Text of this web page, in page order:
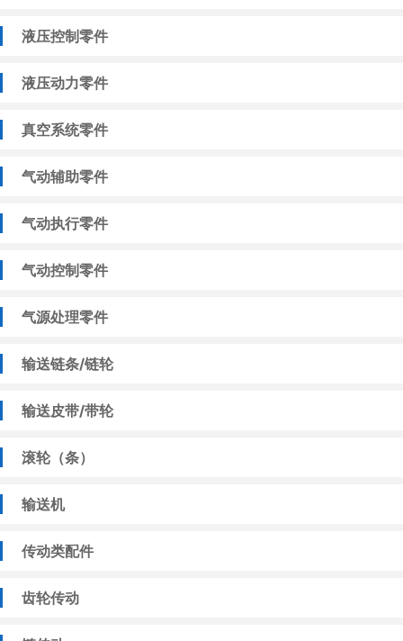
液压控制零件
液压动力零件
真空系统零件
气动辅助零件
气动执行零件
气动控制零件
气源处理零件
输送链条/链轮
输送皮带/带轮
滚轮（条）
输送机
传动类配件
齿轮传动